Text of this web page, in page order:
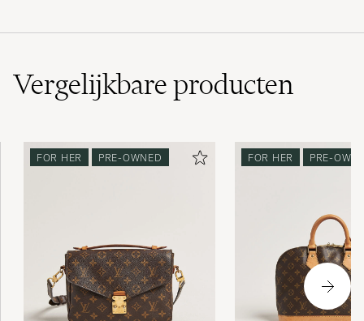
Vergelijkbareproducten
FOR HER PRE-OWNED FOR HER PRE-